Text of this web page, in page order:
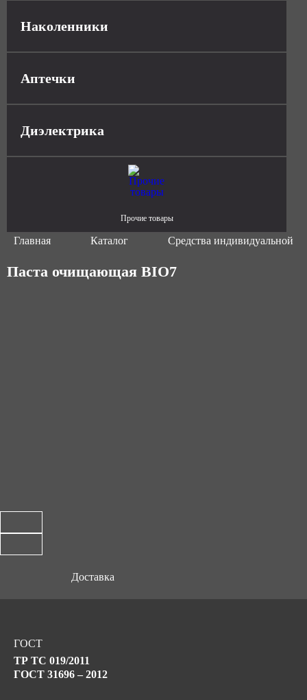
Наколенники
Аптечки
Диэлектрика
Прочие товары
Главная Каталог Средства индивидуальной
Паста очищающая BIO7
Доставка
ГОСТ
ТР ТС 019/2011
ГОСТ 31696 – 2012